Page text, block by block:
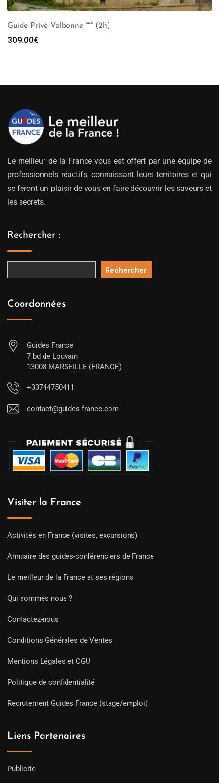
Guide Privé Valbonne *** (2h)
309.00€
Le meilleur de la France vous est offert par une équipe de
professionnels réactifs, connaissant leurs territoires et qui
se feront un plaisir de vous en faire découvrir les saveurs et
les secrets.
Rechercher :
Rechercher
Coordonnées
Guides France
7 bd de Louvain
13008 MARSEILLE (FRANCE)
+33744750411
contact@guides-france.com
Visiter la France
Activités en France (visites, excursions)
Annuaire des guides-conférenciers de France
Le meilleur de la France et ses régions
Qui sommes nous ?
Contactez-nous
Conditions Générales de Ventes
Mentions Légales et CGU
Politique de confidentialité
Recrutement Guides France (stage/emploi)
Liens Partenaires
Publicité